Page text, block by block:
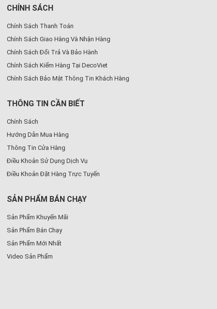
CHÍNH SÁCH
Chính Sách Thanh Toán
Chính Sách Giao Hàng Và Nhận Hàng
Chính Sách Đổi Trả Và Bảo Hành
Chính Sách Kiểm Hàng Tại DecoViet
Chính Sách Bảo Mật Thông Tin Khách Hàng
THÔNG TIN CẦN BIẾT
Chính Sách
Hướng Dẫn Mua Hàng
Thông Tin Cửa Hàng
Điều Khoản Sử Dụng Dịch Vụ
Điều Khoản Đặt Hàng Trực Tuyến
SẢN PHẨM BÁN CHẠY
Sản Phẩm Khuyến Mãi
Sản Phẩm Bán Chạy
Sản Phẩm Mới Nhất
Video Sản Phẩm